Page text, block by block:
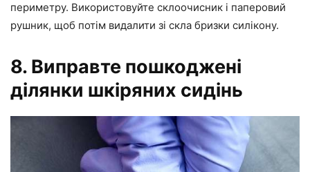
периметру. Використовуйте склоочисник і паперовий
рушник, щоб потім видалити зі скла бризки силікону.
8. Виправте пошкоджені
ділянки шкіряних сидінь